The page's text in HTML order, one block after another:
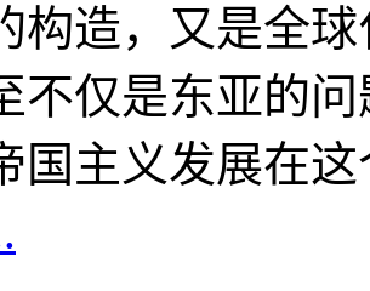
构造，又是全
不仅是东亚的
国主义发展在